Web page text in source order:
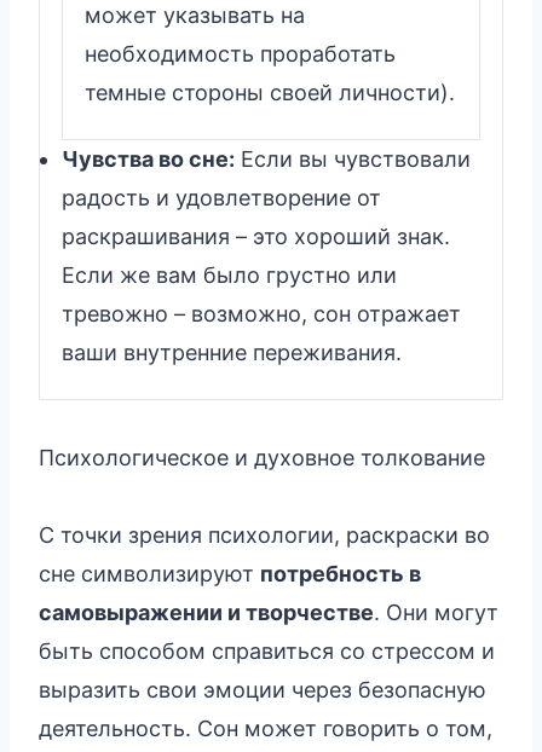
может указывать на
необходимость проработать
темные стороны своей личности).
Чувства во сне: Если вы чувствовали
радость и удовлетворение от
раскрашивания – это хороший знак.
Если же вам было грустно или
тревожно – возможно, сон отражает
ваши внутренние переживания.
Психологическое и духовное толкование
С точки зрения психологии, раскраски во
сне символизируют потребность в
самовыражении и творчестве. Они могут
быть способом справиться со стрессом и
выразить свои эмоции через безопасную
деятельность. Сон может говорить о том,